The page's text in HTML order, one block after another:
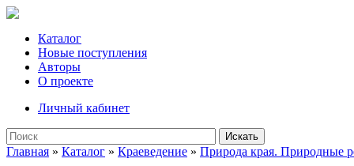
Каталог
Новые поступления
Авторы
О проекте
Личный кабинет
Искать
Главная » Каталог » Краеведение » Природа края. Природные